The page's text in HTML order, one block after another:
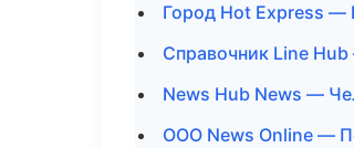
Город Hot Express
Справочник Line
News Hub News —
ООО News Online —